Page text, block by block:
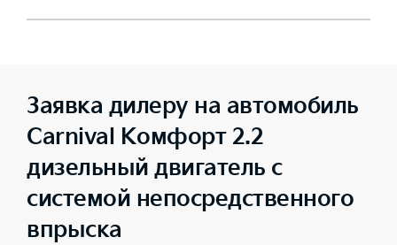
Заявка дилеру на автомобиль
Carnival Комфорт 2.2
дизельный двигатель с
системой непосредственного
впрыска